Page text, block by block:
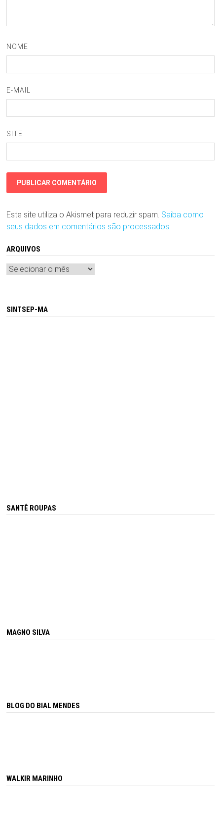
NOME
E-MAIL
SITE
Este site utiliza o Akismet para reduzir spam. Saiba como
seus dados em comentários são processados
ARQUIVOS
Arquivos
SINTSEP-MA
SANTÊ ROUPAS
MAGNO SILVA
BLOG DO BIAL MENDES
WALKIR MARINHO